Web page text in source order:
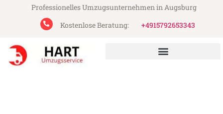
Professionelles Umzugsunternehmen in Augsburg
Kostenlose Beratung:
+4915792653343